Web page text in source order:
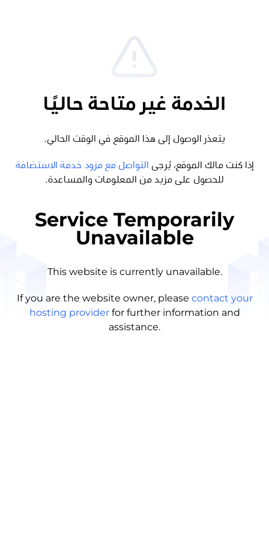
الخدمة غير متاحة حاليًا
يتعذر الوصول إلى هذا الموقع في الوقت الحالي.
إذا كنت مالك الموقع، يُرجى
التواصل مع مزود خدمة الاستضافة
للحصول على مزيد من المعلومات والمساعدة.
Service Temporarily
Unavailable
This website is currently unavailable.
If you are the website owner, please contact your
hosting provider for further information and
assistance.